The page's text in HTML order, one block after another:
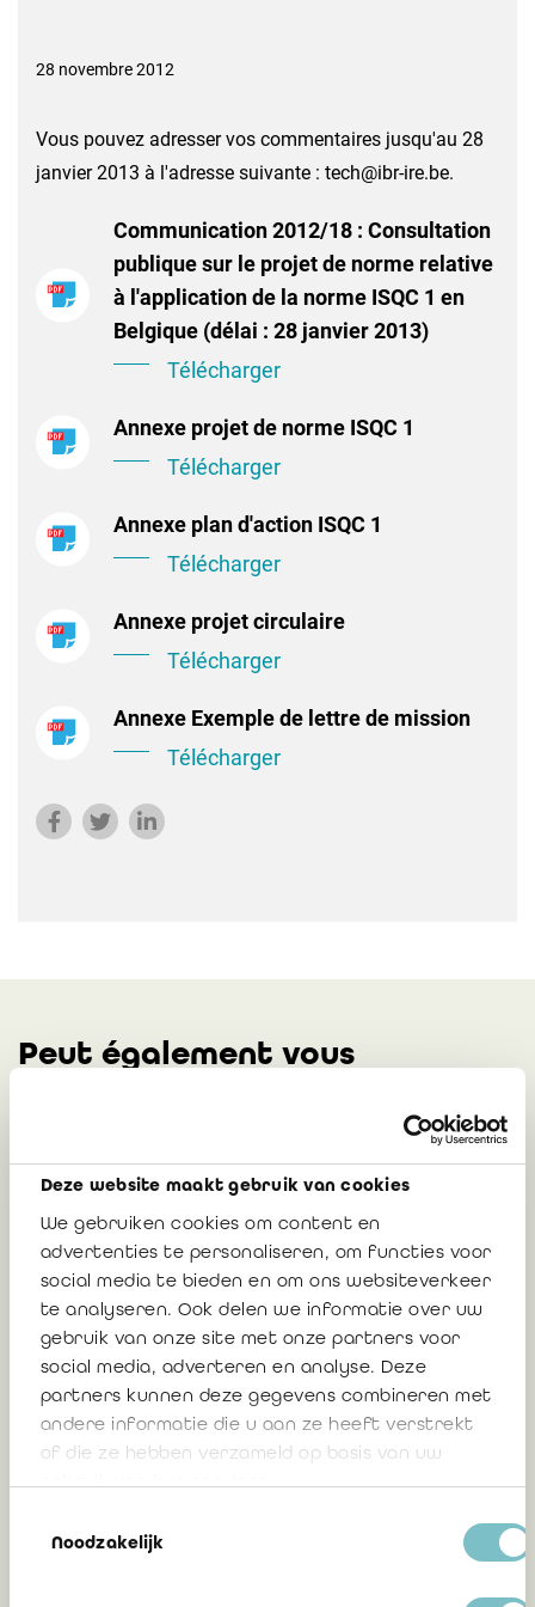
Deze website maakt gebruik van cookies
We gebruiken cookies om content en
advertenties te personaliseren, om functies voor
social media te bieden en om ons websiteverkeer
te analyseren. Ook delen we informatie over uw
gebruik van onze site met onze partners voor
social media, adverteren en analyse. Deze
partners kunnen deze gegevens combineren met
andere informatie die u aan ze heeft verstrekt
of die ze hebben verzameld op basis van uw
Noodzakelijk
28 novembre 2012
Vous pouvez adresser vos commentaires jusqu'au 28
janvier 2013 à l'adresse suivante : tech@ibr-ire.be.
Communication 2012/18 : Consultation
publique sur le projet de norme relative
à l'application de la norme ISQC 1 en
Belgique (délai : 28 janvier 2013)
Télécharger
Annexe projet de norme ISQC 1
Télécharger
Annexe plan d'action ISQC 1
Télécharger
Annexe projet circulaire
Télécharger
Annexe Exemple de lettre de mission
Télécharger
Peut également vous
Avis 2021/02 : Norme ISQC 1 et loi du 7
décembre 2016 : revue de contrôle
qualité de la mission et surveillance du
système interne de contrôle qualité
(monitoring) – remplacement des Avis
2019/16 et 2017/05
2 mars 2021
Avis 2017/05: interprétation du